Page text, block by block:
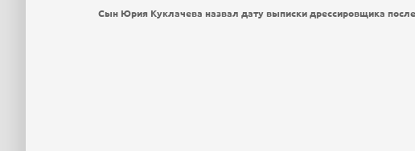
Сын Юрия Куклачева назвал дату выписки дрессировщика